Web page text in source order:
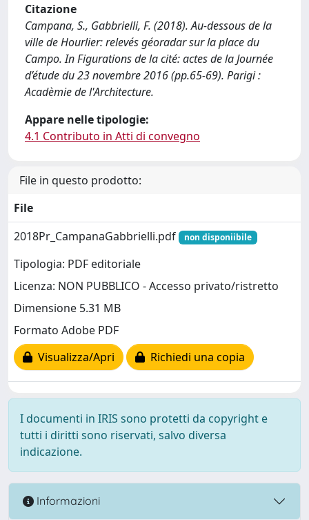
Citazione
Campana, S., Gabbrielli, F. (2018). Au-dessous de la
ville de Hourlier: relevés géoradar sur la place du
Campo. In Figurations de la cité: actes de la Journée
d’étude du 23 novembre 2016 (pp.65-69). Parigi :
Acadèmie de l'Architecture.
Appare nelle tipologie:
4.1 Contributo in Atti di convegno
File in questo prodotto:
File
2018Pr_CampanaGabbrielli.pdf
non disponiibile
Tipologia: PDF editoriale
Licenza: NON PUBBLICO - Accesso privato/ristretto
Dimensione 5.31 MB
Formato Adobe PDF
Visualizza/Apri
Richiedi una copia
I documenti in IRIS sono protetti da copyright e
tutti i diritti sono riservati, salvo diversa
indicazione.
Informazioni